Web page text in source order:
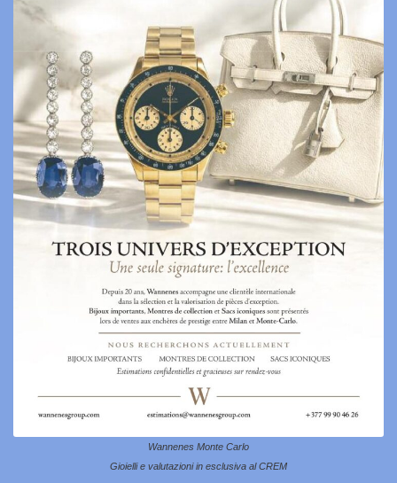
Wannenes Monte Carlo
Gioielli e valutazioni in esclusiva al CREM